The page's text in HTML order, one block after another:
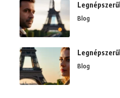
Blog
Blog